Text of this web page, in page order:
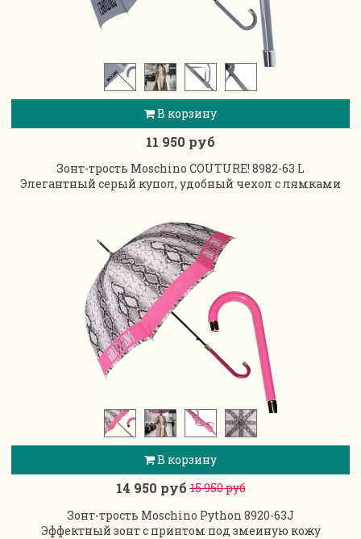
В корзину
11 950 руб
Зонт-трость Moschino COUTURE! 8982-63 L
Элегантный серый купол, удобный чехол с лямками
В корзину
14 950 руб15 950 руб
Зонт-трость Moschino Python 8920-63J
Эффектный зонт с принтом под змеиную кожу